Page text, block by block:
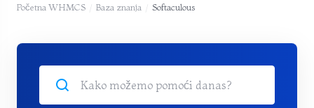
Početna WHMCS Baza znanja Softaculous